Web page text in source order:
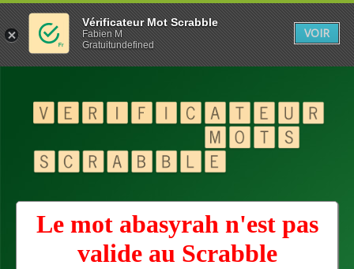
Le mot abasyrah n'est pas
valide au Scrabble
Vérificateur Mot Scrabble
Fabien M
Gratuitundefined
VOIR